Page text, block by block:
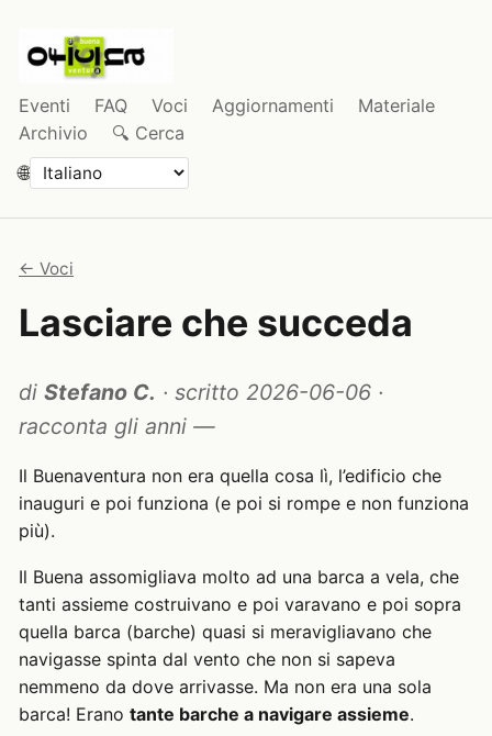
Eventi FAQ Voci Aggiornamenti
Materiale
Archivio
🔍 Cerca
🌐
← Voci
Lasciare che succeda
di Stefano C. · scritto 2026-06-06 ·
racconta gli anni —
Il Buenaventura non era quella cosa lì, l’edificio che
inauguri e poi funziona (e poi si rompe e non funziona
più).
Il Buena assomigliava molto ad una barca a vela, che
tanti assieme costruivano e poi varavano e poi sopra
quella barca (barche) quasi si meravigliavano che
navigasse spinta dal vento che non si sapeva
nemmeno da dove arrivasse. Ma non era una sola
barca! Erano tante barche a navigare assieme.